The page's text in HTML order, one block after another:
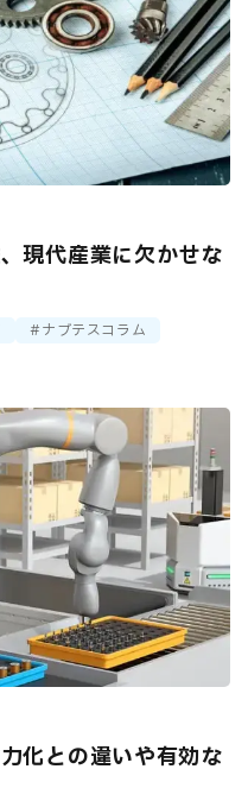
現代産業に欠かせな
ナブテスコラム
化との違いや有効な